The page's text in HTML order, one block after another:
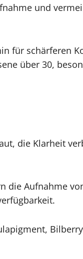
und
für schärferen
über 30,
die Klarheit
die Aufnahme